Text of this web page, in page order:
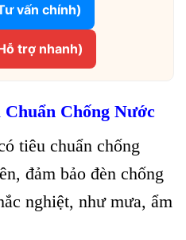
vấn chính)
trợ nhanh)
Chống Nước
tiêu chuẩn chống
đảm bảo đèn chống
nghiệt, như mưa, ẩm